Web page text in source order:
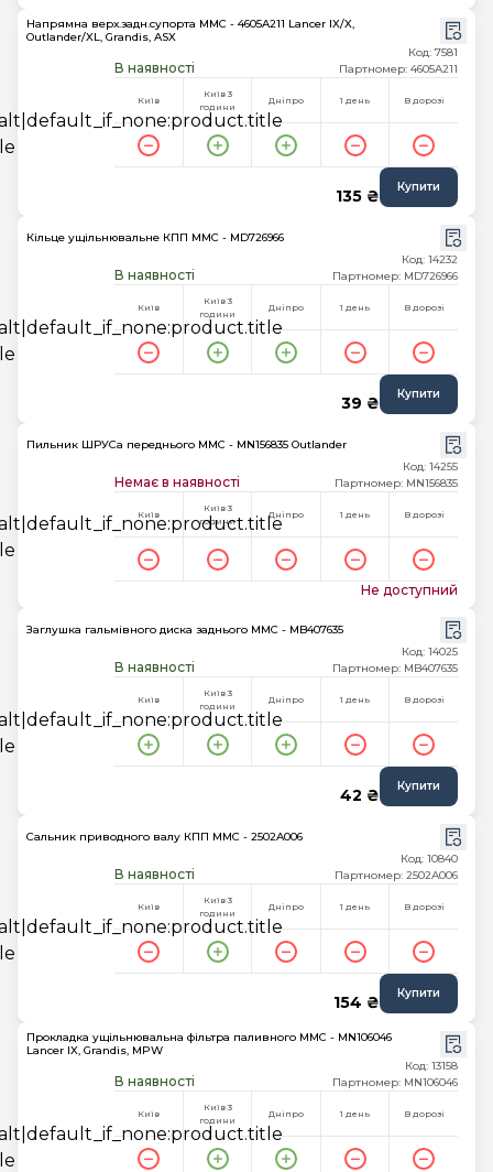
Напрямна верх.задн.супорта MMC - 4605A211 Lancer IX/X,
Outlander/XL, Grandis, ASX
В наявності
Код: 7581
Партномер: 4605A211
Київ
Київ 3
години
Дніпро 1 день В дорозі
135 ₴ Купити
Кільце ущільнювальне КПП MMC - MD726966
В наявності
Код: 14232
Партномер: MD726966
Київ
Київ 3
години
Дніпро 1 день В дорозі
39 ₴ Купити
Пильник ШРУСа переднього MMC - MN156835 Outlander
Немає в наявності
Код: 14255
Партномер: MN156835
Київ
Київ 3
години
Дніпро 1 день В дорозі
Не доступний
Заглушка гальмівного диска заднього MMC - MB407635
В наявності
Код: 14025
Партномер: MB407635
Київ
Київ 3
години
Дніпро 1 день В дорозі
42 ₴ Купити
Сальник приводного валу КПП MMC - 2502A006
В наявності
Код: 10840
Партномер: 2502A006
Київ
Київ 3
години
Дніпро 1 день В дорозі
154 ₴ Купити
Прокладка ущільнювальна фільтра паливного MMC - MN106046
Lancer IX, Grandis, MPW
В наявності
Код: 13158
Партномер: MN106046
Київ
Київ 3
години
Дніпро 1 день В дорозі